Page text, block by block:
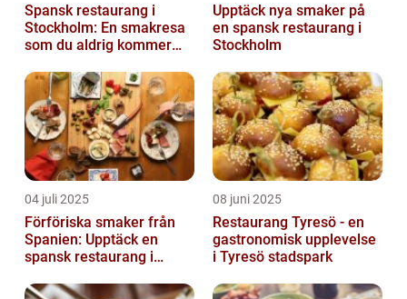
Spansk restaurang i
Stockholm: En smakresa
som du aldrig kommer
Upptäck nya smaker på
en spansk restaurang i
Stockholm
04 juli 2025
Förföriska smaker från
Spanien: Upptäck en
spansk restaurang i
08 juni 2025
Restaurang Tyresö - en
gastronomisk upplevelse
i Tyresö stadspark